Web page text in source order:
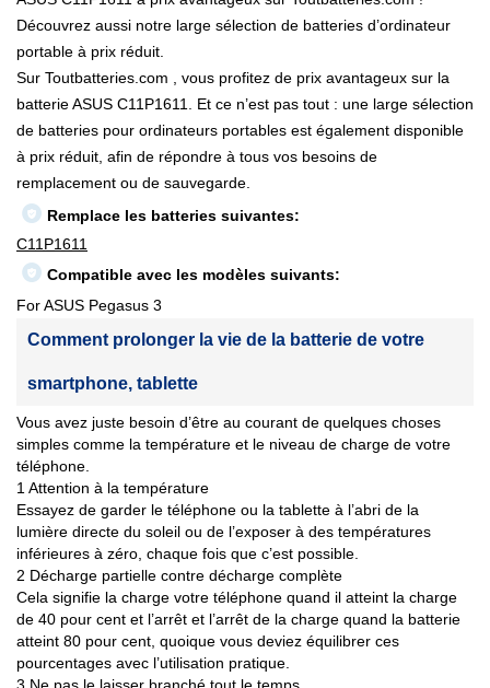
Découvrez aussi notre large sélection de batteries d’ordinateur
portable à prix réduit.
Sur Toutbatteries.com , vous profitez de prix avantageux sur la
batterie ASUS C11P1611. Et ce n’est pas tout : une large sélection
de batteries pour ordinateurs portables est également disponible
à prix réduit, afin de répondre à tous vos besoins de
remplacement ou de sauvegarde.
Remplace les batteries suivantes:
C11P1611
Compatible avec les modèles suivants:
For ASUS Pegasus 3
Comment prolonger la vie de la batterie de votre
smartphone, tablette
Vous avez juste besoin d’être au courant de quelques choses
simples comme la température et le niveau de charge de votre
téléphone.
1 Attention à la température
Essayez de garder le téléphone ou la tablette à l’abri de la
lumière directe du soleil ou de l’exposer à des températures
inférieures à zéro, chaque fois que c’est possible.
2 Décharge partielle contre décharge complète
Cela signifie la charge votre téléphone quand il atteint la charge
de 40 pour cent et l’arrêt et l’arrêt de la charge quand la batterie
atteint 80 pour cent, quoique vous deviez équilibrer ces
pourcentages avec l’utilisation pratique.